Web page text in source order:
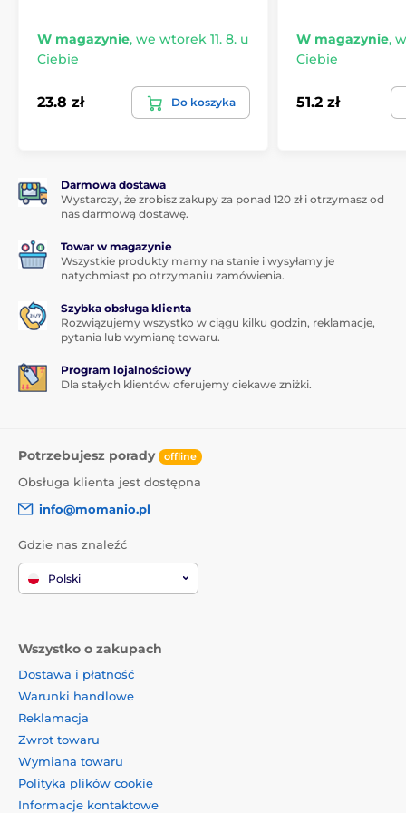
W magazynie, we wtorek 11. 8. u
Ciebie
23.8 zł Do koszyka
W magazynie,
Ciebie
51.2 zł
Darmowa dostawa
Wystarczy, że zrobisz zakupy za ponad 120 zł i otrzymasz od
nas darmową dostawę.
Towar w magazynie
Wszystkie produkty mamy na stanie i wysyłamy je
natychmiast po otrzymaniu zamówienia.
Szybka obsługa klienta
Rozwiązujemy wszystko w ciągu kilku godzin, reklamacje,
pytania lub wymianę towaru.
Program lojalnościowy
Dla stałych klientów oferujemy ciekawe zniżki.
Potrzebujesz porady offline
Obsługa klienta jest dostępna
info@momanio.pl
Gdzie nas znaleźć
Polski
Wszystko o zakupach
Dostawa i płatność
Warunki handlowe
Reklamacja
Zwrot towaru
Wymiana towaru
Polityka plików cookie
Informacje kontaktowe